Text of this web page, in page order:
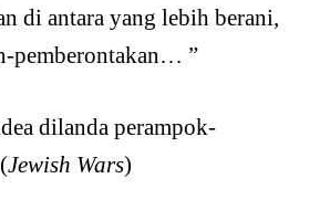
di antara yang lebih berani,
pemberontakan… ”
dilanda perampok-
Jewish Wars)